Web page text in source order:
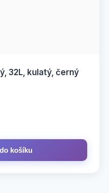
32L, kulatý, černý
košíku